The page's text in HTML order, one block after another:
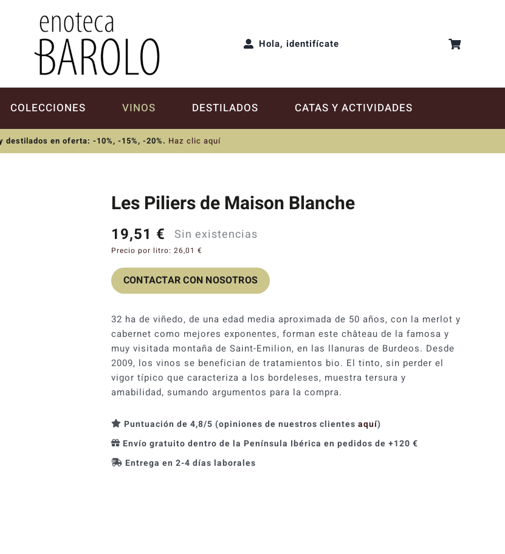
Hola, identifícate
COLECCIONES VINOS DESTILADOS CATAS Y ACTIVIDADES
destilados en oferta: -10%, -15%, -20%. Haz clic aquí
Les Piliers de Maison Blanche
19,51 € Sin existencias
Precio por litro: 26,01 €
CONTACTAR CON NOSOTROS
32 ha de viñedo, de una edad media aproximada de 50 años, con la merlot y
cabernet como mejores exponentes, forman este château de la famosa y
muy visitada montaña de Saint-Emilion, en las llanuras de Burdeos. Desde
2009, los vinos se benefician de tratamientos bio. El tinto, sin perder el
vigor típico que caracteriza a los bordeleses, muestra tersura y
amabilidad, sumando argumentos para la compra.
Puntuación de 4,8/5 (opiniones de nuestros clientes aquí)
Envío gratuito dentro de la Península Ibérica en pedidos de +120 €
Entrega en 2-4 días laborales